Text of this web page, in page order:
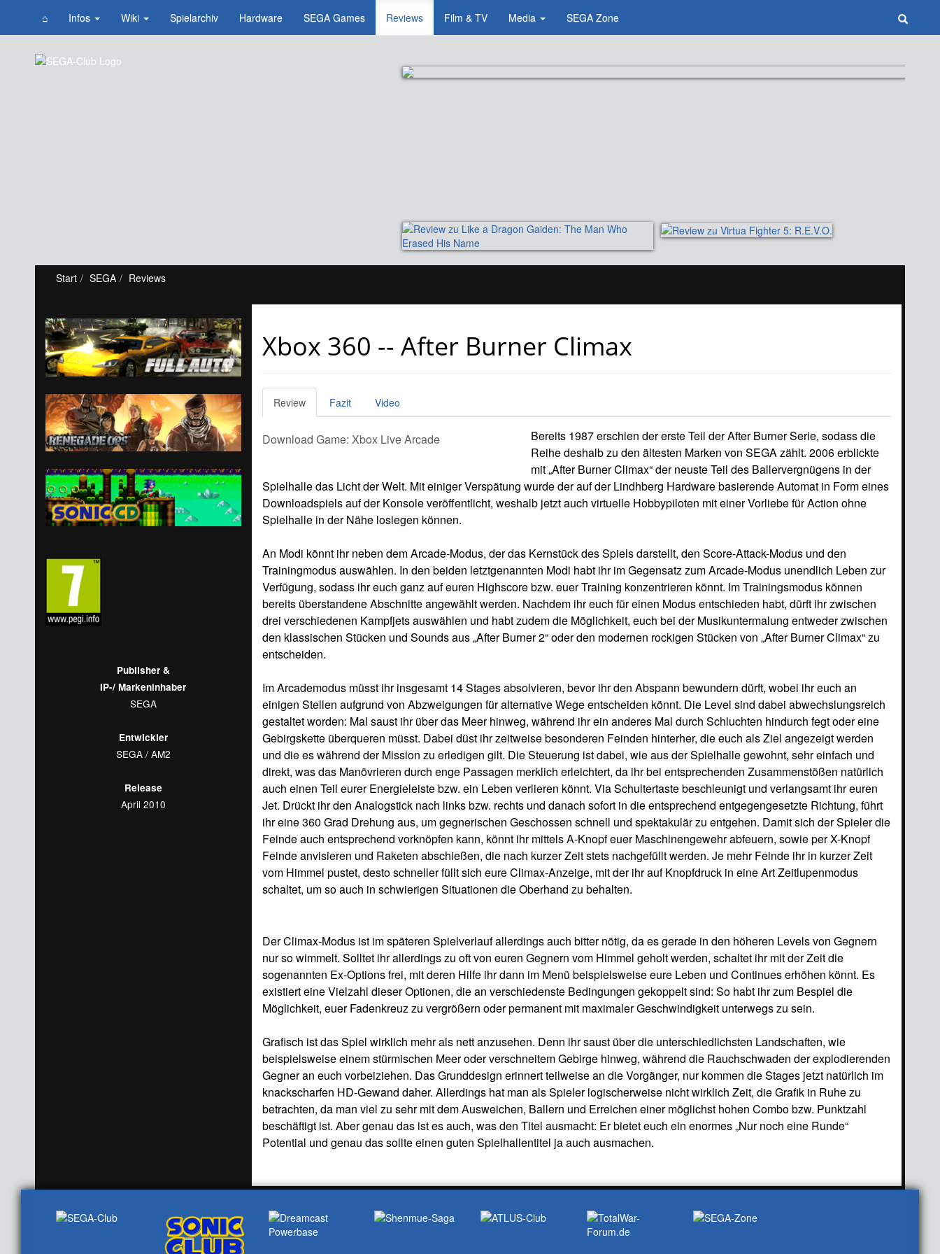
⌂ Infos Wiki Spielarchiv Hardware SEGA Games Reviews Film & TV Media SEGA Zone
Start SEGA Reviews
Publisher &
IP-/ Markeninhaber
SEGA
Entwickler
SEGA / AM2
Release
April 2010
Xbox 360 -- After Burner Climax
Review Fazit Video
Download Game: Xbox Live Arcade
Bereits 1987 erschien der erste Teil der After Burner Serie, sodass die
Reihe deshalb zu den ältesten Marken von SEGA zählt. 2006 erblickte
mit „After Burner Climax“ der neuste Teil des Ballervergnügens in der
Spielhalle das Licht der Welt. Mit einiger Verspätung wurde der auf der Lindhberg Hardware basierende Automat in Form eines
Downloadspiels auf der Konsole veröffentlicht, weshalb jetzt auch virtuelle Hobbypiloten mit einer Vorliebe für Action ohne
Spielhalle in der Nähe loslegen können.
An Modi könnt ihr neben dem Arcade-Modus, der das Kernstück des Spiels darstellt, den Score-Attack-Modus und den
Trainingmodus auswählen. In den beiden letztgenannten Modi habt ihr im Gegensatz zum Arcade-Modus unendlich Leben zur
Verfügung, sodass ihr euch ganz auf euren Highscore bzw. euer Training konzentrieren könnt. Im Trainingsmodus können
bereits überstandene Abschnitte angewählt werden. Nachdem ihr euch für einen Modus entschieden habt, dürft ihr zwischen
drei verschiedenen Kampfjets auswählen und habt zudem die Möglichkeit, euch bei der Musikuntermalung entweder zwischen
den klassischen Stücken und Sounds aus „After Burner 2“ oder den modernen rockigen Stücken von „After Burner Climax“ zu
entscheiden.
Im Arcademodus müsst ihr insgesamt 14 Stages absolvieren, bevor ihr den Abspann bewundern dürft, wobei ihr euch an
einigen Stellen aufgrund von Abzweigungen für alternative Wege entscheiden könnt. Die Level sind dabei abwechslungsreich
gestaltet worden: Mal saust ihr über das Meer hinweg, während ihr ein anderes Mal durch Schluchten hindurch fegt oder eine
Gebirgskette überqueren müsst. Dabei düst ihr zeitweise besonderen Feinden hinterher, die euch als Ziel angezeigt werden
und die es während der Mission zu erledigen gilt. Die Steuerung ist dabei, wie aus der Spielhalle gewohnt, sehr einfach und
direkt, was das Manövrieren durch enge Passagen merklich erleichtert, da ihr bei entsprechenden Zusammenstößen natürlich
auch einen Teil eurer Energieleiste bzw. ein Leben verlieren könnt. Via Schultertaste beschleunigt und verlangsamt ihr euren
Jet. Drückt ihr den Analogstick nach links bzw. rechts und danach sofort in die entsprechend entgegengesetzte Richtung, führt
ihr eine 360 Grad Drehung aus, um gegnerischen Geschossen schnell und spektakulär zu entgehen. Damit sich der Spieler die
Feinde auch entsprechend vorknöpfen kann, könnt ihr mittels A-Knopf euer Maschinengewehr abfeuern, sowie per X-Knopf
Feinde anvisieren und Raketen abschießen, die nach kurzer Zeit stets nachgefüllt werden. Je mehr Feinde ihr in kurzer Zeit
vom Himmel pustet, desto schneller füllt sich eure Climax-Anzeige, mit der ihr auf Knopfdruck in eine Art Zeitlupenmodus
schaltet, um so auch in schwierigen Situationen die Oberhand zu behalten.
Der Climax-Modus ist im späteren Spielverlauf allerdings auch bitter nötig, da es gerade in den höheren Levels von Gegnern
nur so wimmelt. Solltet ihr allerdings zu oft von euren Gegnern vom Himmel geholt werden, schaltet ihr mit der Zeit die
sogenannten Ex-Options frei, mit deren Hilfe ihr dann im Menü beispielsweise eure Leben und Continues erhöhen könnt. Es
existiert eine Vielzahl dieser Optionen, die an verschiedenste Bedingungen gekoppelt sind: So habt ihr zum Bespiel die
Möglichkeit, euer Fadenkreuz zu vergrößern oder permanent mit maximaler Geschwindigkeit unterwegs zu sein.
Grafisch ist das Spiel wirklich mehr als nett anzusehen. Denn ihr saust über die unterschiedlichsten Landschaften, wie
beispielsweise einem stürmischen Meer oder verschneitem Gebirge hinweg, während die Rauchschwaden der explodierenden
Gegner an euch vorbeiziehen. Das Grunddesign erinnert teilweise an die Vorgänger, nur kommen die Stages jetzt natürlich im
knackscharfen HD-Gewand daher. Allerdings hat man als Spieler logischerweise nicht wirklich Zeit, die Grafik in Ruhe zu
betrachten, da man viel zu sehr mit dem Ausweichen, Ballern und Erreichen einer möglichst hohen Combo bzw. Punktzahl
beschäftigt ist. Aber genau das ist es auch, was den Titel ausmacht: Er bietet euch ein enormes „Nur noch eine Runde“
Potential und genau das sollte einen guten Spielhallentitel ja auch ausmachen.